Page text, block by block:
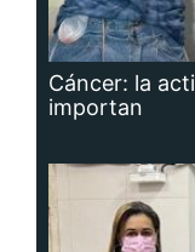
Cáncer: la
importan